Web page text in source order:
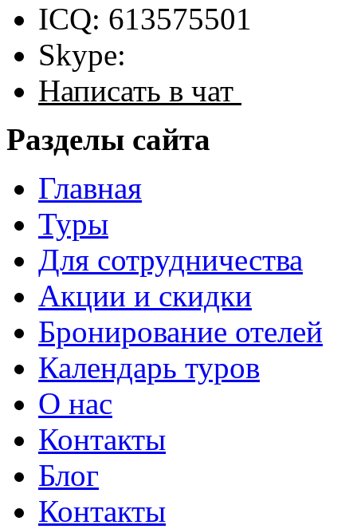
ICQ: 613575501
Skype:
Написать в чат
Разделы сайта
Главная
Туры
Для сотрудничества
Акции и скидки
Бронирование отелей
Календарь туров
О нас
Контакты
Блог
Контакты